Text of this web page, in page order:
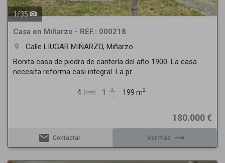
1 /35
Casa en Miñarzo - REF.: 000218
room
Calle LIUGAR MIÑARZO, Miñarzo
Bonita casa de piedra de cantería del año 1900. La casa
necesita reforma casi integral. La pr...
4 1 199 m2
180.000 €
email Contactar Ver más trending_flat